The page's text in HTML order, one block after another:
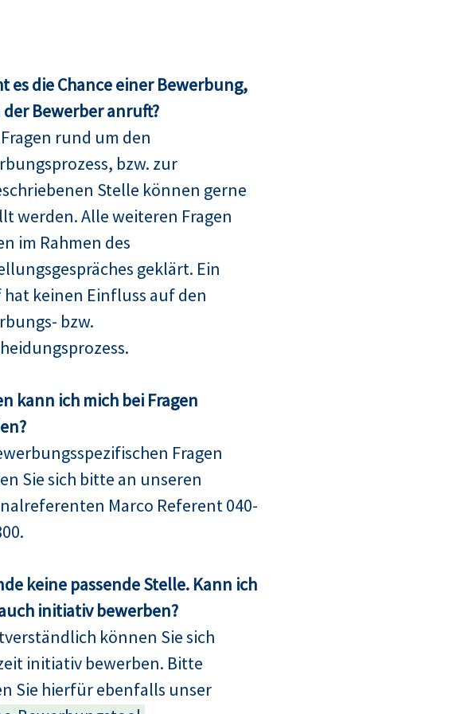
es die Chance einer Bewerbung,
Bewerber anruft?
rund um den
bzw. zur
Stelle können gerne
werden. Alle weiteren Fragen
im Rahmen des
geklärt. Ein
keinen Einfluss auf den
bzw.
kann ich mich bei Fragen
Fragen
Sie sich bitte an unseren
Marco Referent 040-
keine passende Stelle. Kann ich
initiativ bewerben?
können Sie sich
initiativ bewerben. Bitte
Sie hierfür ebenfalls unser